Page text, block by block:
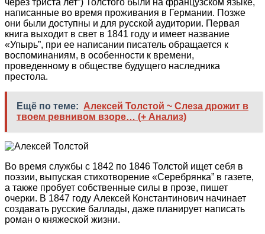
через триста лет”) Толстого были на французском языке,
написанные во время проживания в Германии. Позже
они были доступны и для русской аудитории. Первая
книга выходит в свет в 1841 году и имеет название
«Упырь”, при ее написании писатель обращается к
воспоминаниям, в особенности к времени,
проведенному в обществе будущего наследника
престола.
Ещё по теме: Алексей Толстой ~ Слеза дрожит в
твоем ревнивом взоре… (+ Анализ)
Во время службы с 1842 по 1846 Толстой ищет себя в
поэзии, выпуская стихотворение «Серебрянка” в газете,
а также пробует собственные силы в прозе, пишет
очерки. В 1847 году Алексей Константинович начинает
создавать русские баллады, даже планирует написать
роман о княжеской жизни.